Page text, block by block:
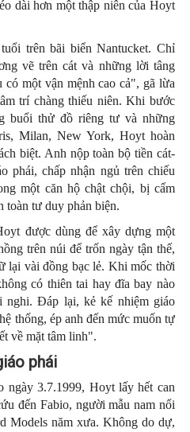
dài hơn một thập niên của Hoyt
trên bãi biển Nantucket. Chỉ
vẽ trên cát và những lời tâng
một vận mệnh cao cả", gã lừa
trí chàng thiếu niên. Khi bước
buổi thử đồ riêng tư và những
Milan, New York, Hoyt hoàn
biệt. Anh nộp toàn bộ tiền cát-
phái, chấp nhận ngủ trên chiếu
một căn hộ chật chội, bị cấm
toàn tư duy phản biện.
được dùng để xây dựng một
trên núi để trốn ngày tận thế,
lại vài đồng bạc lẻ. Khi mốc thời
có thiên tai hay đĩa bay nào
nghi. Đáp lại, kẻ kế nhiệm giáo
thống, ép anh đến mức muốn tự
về mặt tâm linh".
phái
ngày 3.7.1999, Hoyt lấy hết can
đến Fabio, người mẫu nam nổi
Models năm xưa. Không do dự,